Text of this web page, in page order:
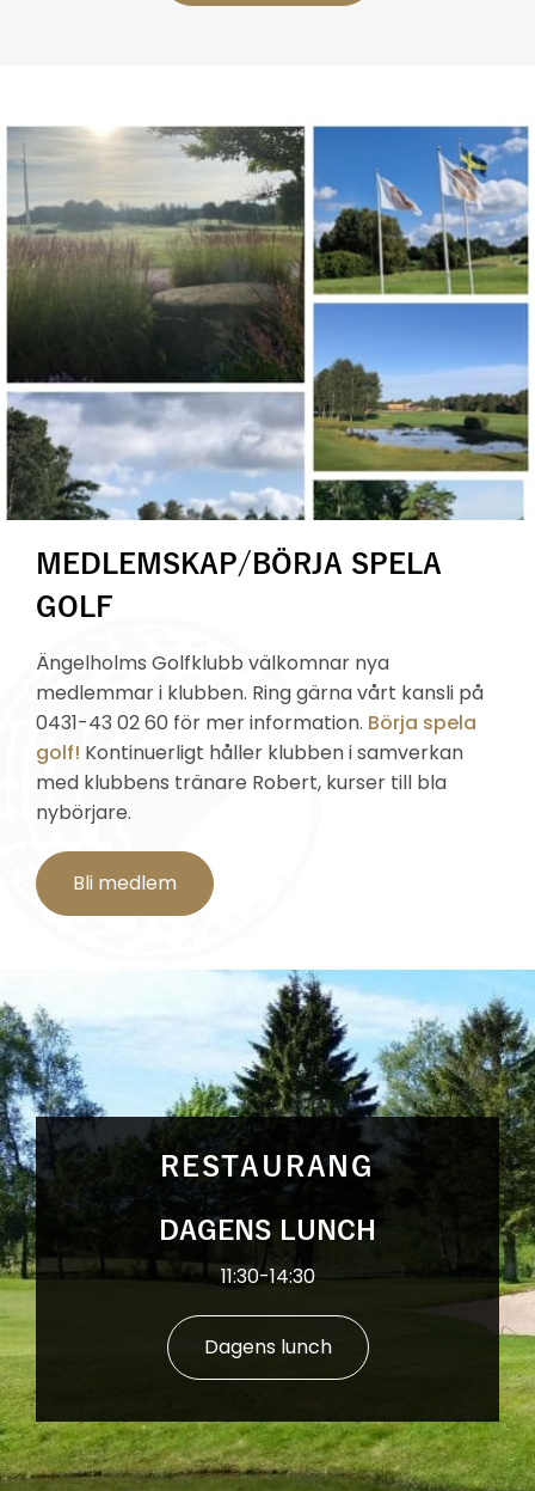
MEDLEMSKAP/BÖRJA SPELA
GOLF
Ängelholms Golfklubb välkomnar nya
medlemmar i klubben. Ring gärna vårt kansli på
0431-43 02 60 för mer information. Börja spela
golf! Kontinuerligt håller klubben i samverkan
med klubbens tränare Robert, kurser till bla
nybörjare.
Bli medlem
RESTAURANG
DAGENS LUNCH
11:30-14:30
Dagens lunch